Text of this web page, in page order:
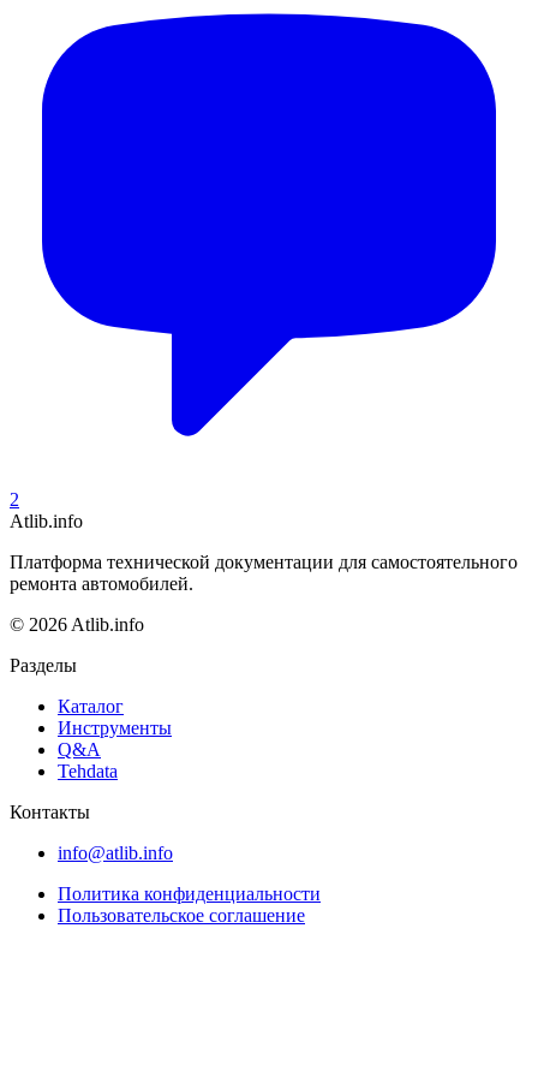
2
Atlib.info
Платформа технической документации для самостоятельного
ремонта автомобилей.
© 2026 Atlib.info
Разделы
Каталог
Инструменты
Q&A
Tehdata
Контакты
info@atlib.info
Политика конфиденциальности
Пользовательское соглашение